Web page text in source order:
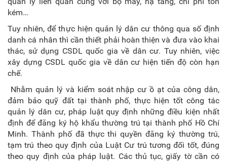
kém…
Tuy nhiên, để thực hiện quản lý dân cư thông qua số định
danh cá nhân thì cần thiết phải hoàn thiện và đưa vào khai
thác, sử dụng CSDL quốc gia về dân cư. Tuy nhiên, việc
xây dựng CSDL quốc gia về dân cư hiện tiến độ còn hạn
chế.
Nhằm quản lý và kiểm soát nhập cư ồ ạt của công dân,
đảm bảo quỹ đất tại thành phố, thực hiện tốt công tác
quản lý dân cư, pháp luật quy định những điều kiện nhất
định để đăng ký hộ khẩu thường trú tại thành phố Hồ Chí
Minh. Thành phố đã thực thi quyền đăng ký thường trú,
tạm trú theo quy định của Luật Cư trú tương đối tốt, đúng
theo quy định của pháp luật. Các thủ tục, giấy tờ cần có